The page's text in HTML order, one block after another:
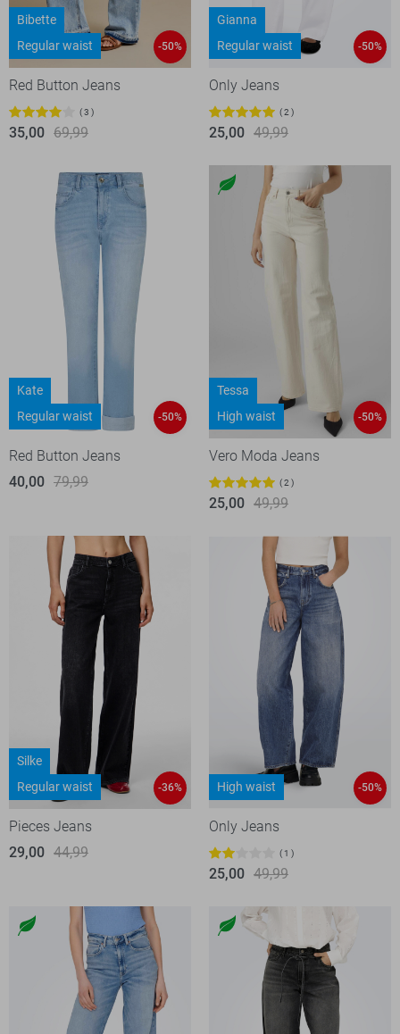
Bibette
Regular waist
-50%
Red Button Jeans
3
35,00 69,99
Gianna
Regular waist
-50%
Only Jeans
2
25,00 49,99
Kate
Regular waist
-50%
Red Button Jeans
40,00 79,99
Tessa
High waist
-50%
Vero Moda Jeans
2
25,00 49,99
Silke
Regular waist
-36%
Pieces Jeans
29,00 44,99
High waist -50%
Only Jeans
1
25,00 49,99